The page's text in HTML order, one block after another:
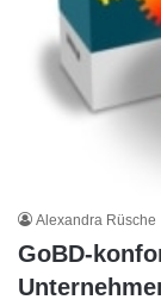
Alexandra Rüsche
GoBD-